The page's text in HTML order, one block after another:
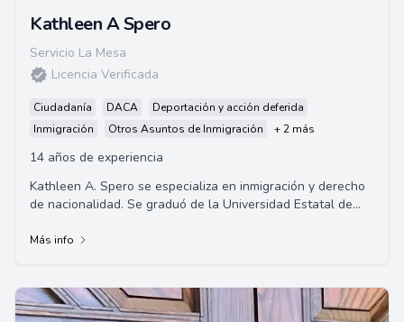
Kathleen A Spero
Servicio La Mesa
Licencia Verificada
Ciudadanía DACA
Deportación y acción deferida
Inmigración
Otros Asuntos de Inmigración + 2 más
14 años de experiencia
Kathleen A. Spero se especializa en inmigración y derecho
de nacionalidad. Se graduó de la Universidad Estatal de
Más info